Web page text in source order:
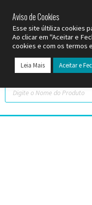
Aviso de Cookies
Esse site últiliza cookies
Ao clicar em "Aceitar e
cookies e com os termos
Leia Mais Aceitar e